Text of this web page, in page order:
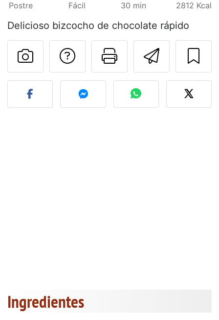
Postre Fácil 30 min 2812 Kcal
Delicioso bizcocho de chocolate rápido
Imprimir
Preguntar al autor
Publicar la foto de esta
Ingredientes